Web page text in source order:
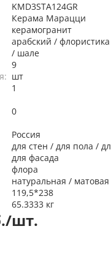
KMD3STA124GR
Керама Марацци
керамогранит
арабский /
/ шале
9
шт
1
0
Россия
для стен / для пола /
для фасада
флора
натуральная / матовая
119,5*238
65.3333 кг
шт.